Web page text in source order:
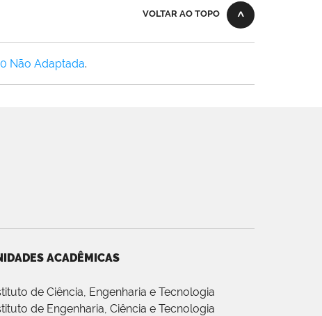
VOLTAR AO TOPO
Não Adaptada.
ACADÊMICAS
de Ciência, Engenharia e Tecnologia
de Engenharia, Ciência e Tecnologia